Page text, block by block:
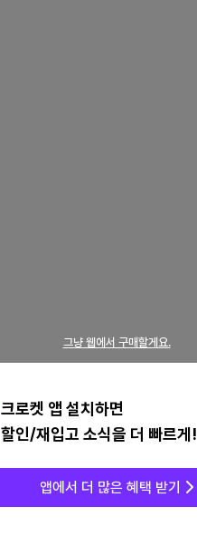
그냥 웹에서 구매할게요.
크로켓 앱 설치하면
할인/재입고 소식을 더 빠르게!
앱에서 더 많은 혜택 받기